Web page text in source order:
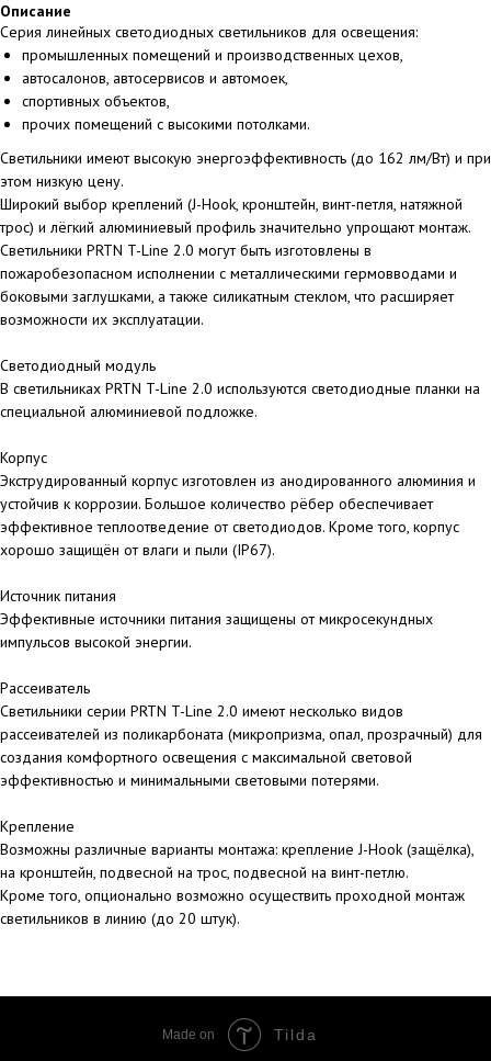
Описание
Серия линейных светодиодных светильников для освещения:
промышленных помещений и производственных цехов,
автосалонов, автосервисов и автомоек,
спортивных объектов,
прочих помещений с высокими потолками.
Светильники имеют высокую энергоэффективность (до 162 лм/Вт) и при
этом низкую цену.
Широкий выбор креплений (J-Hook, кронштейн, винт-петля, натяжной
трос) и лёгкий алюминиевый профиль значительно упрощают монтаж.
Светильники PRTN T-Line 2.0 могут быть изготовлены в
пожаробезопасном исполнении с металлическими гермовводами и
боковыми заглушками, а также силикатным стеклом, что расширяет
возможности их эксплуатации.
Светодиодный модуль
В светильниках PRTN T-Line 2.0 используются светодиодные планки на
специальной алюминиевой подложке.
Корпус
Экструдированный корпус изготовлен из анодированного алюминия и
устойчив к коррозии. Большое количество рёбер обеспечивает
эффективное теплоотведение от светодиодов. Кроме того, корпус
хорошо защищён от влаги и пыли (IP67).
Источник питания
Эффективные источники питания защищены от микросекундных
импульсов высокой энергии.
Рассеиватель
Светильники серии PRTN T-Line 2.0 имеют несколько видов
рассеивателей из поликарбоната (микропризма, опал, прозрачный) для
создания комфортного освещения с максимальной световой
эффективностью и минимальными световыми потерями.
Крепление
Возможны различные варианты монтажа: крепление J-Hook (защёлка),
на кронштейн, подвесной на трос, подвесной на винт-петлю.
Кроме того, опционально возможно осуществить проходной монтаж
светильников в линию (до 20 штук).
Made on Tilda